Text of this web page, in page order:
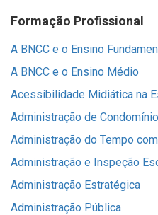
Formação Profissional
A BNCC e o Ensino
A BNCC e o Ensino Médio
Acessibilidade Midiática na
Administração de
Administração do Tempo
Administração e Inspeção
Administração Estratégica
Administração Pública